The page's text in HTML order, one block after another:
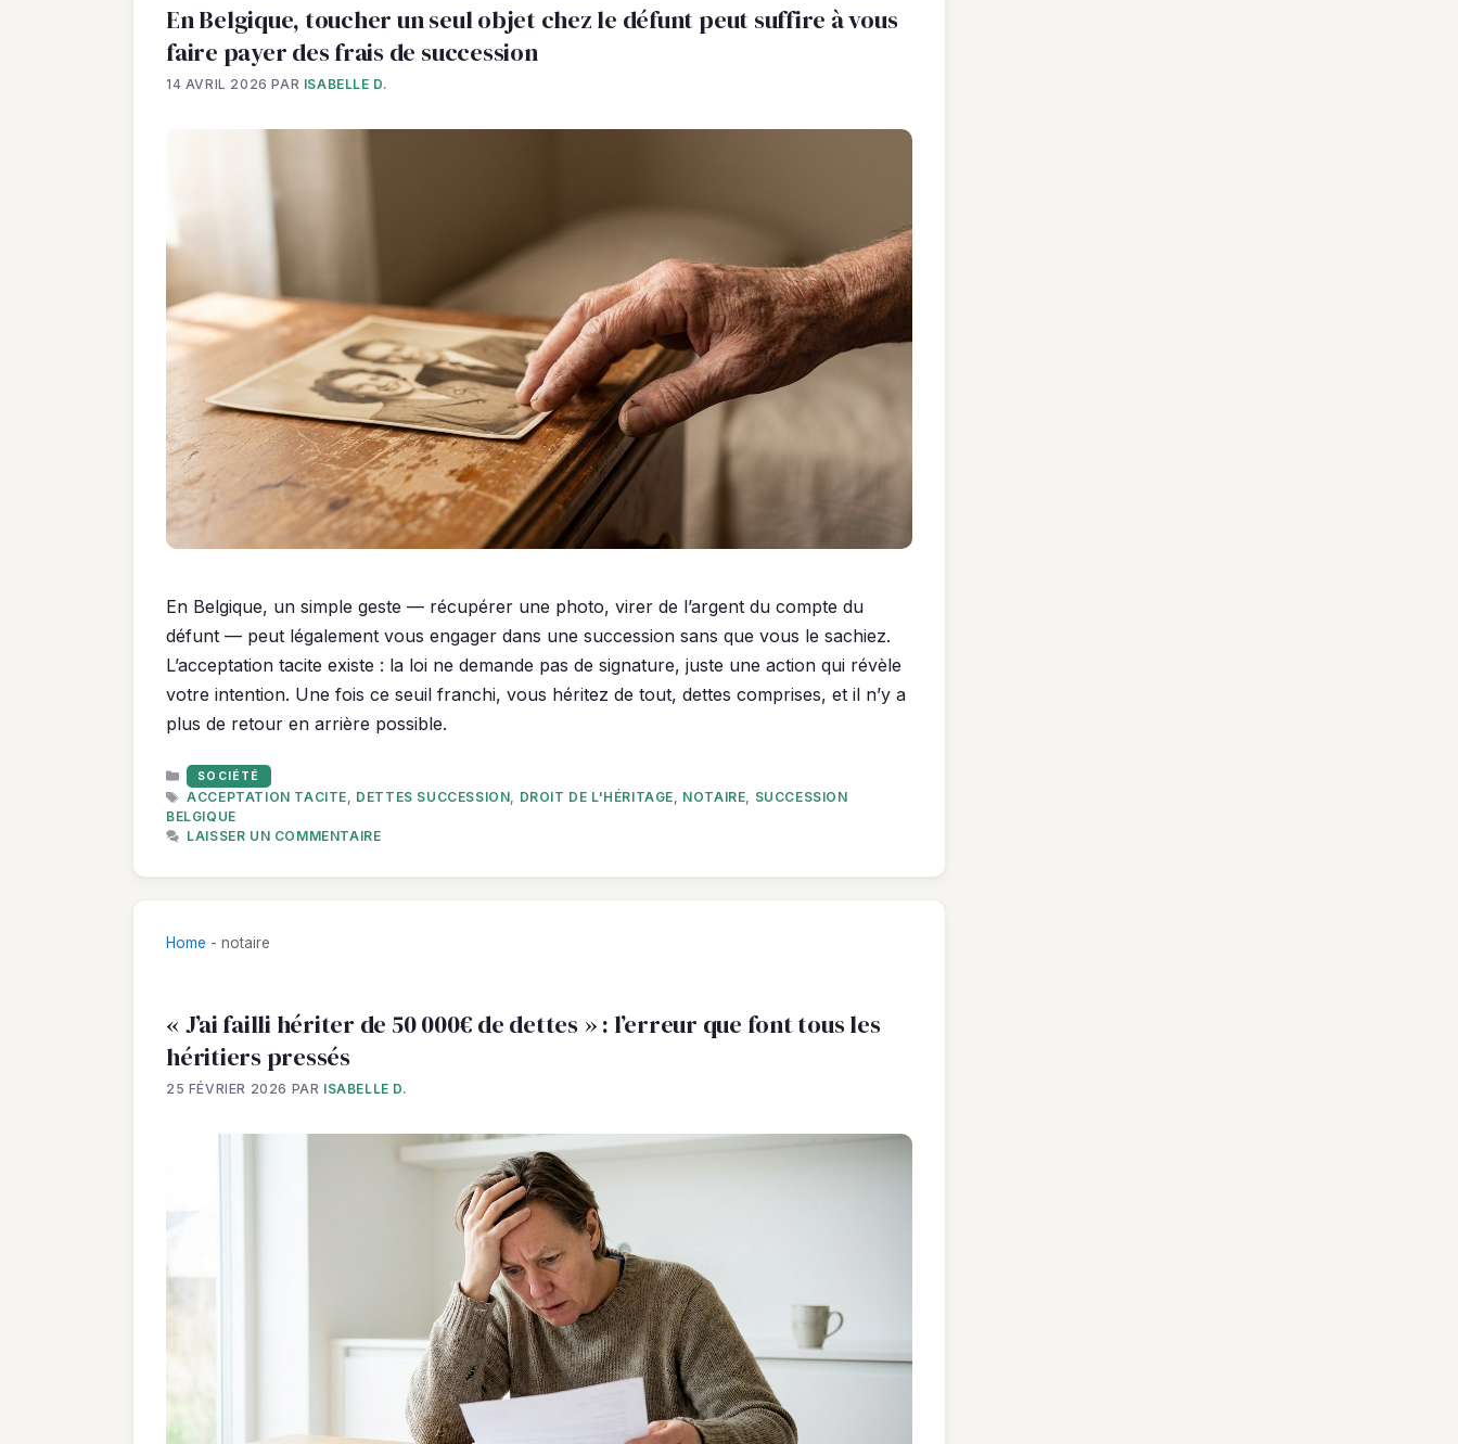
En Belgique, toucher un seul objet chez le défunt peut suffire à vous
faire payer des frais de succession
14 AVRIL 2026 PAR ISABELLE D.
En Belgique, un simple geste — récupérer une photo, virer de l’argent du compte du
défunt — peut légalement vous engager dans une succession sans que vous le sachiez.
L’acceptation tacite existe : la loi ne demande pas de signature, juste une action qui révèle
votre intention. Une fois ce seuil franchi, vous héritez de tout, dettes comprises, et il n’y a
plus de retour en arrière possible.
CATÉGORIES
SOCIÉTÉ
ÉTIQUETTES
ACCEPTATION TACITE, DETTES SUCCESSION, DROIT DE L'HÉRITAGE, NOTAIRE, SUCCESSION
BELGIQUE
LAISSER UN COMMENTAIRE
Home - notaire
« J’ai failli hériter de 50 000€ de dettes » : l’erreur que font tous les
héritiers pressés
25 FÉVRIER 2026 PAR ISABELLE D.